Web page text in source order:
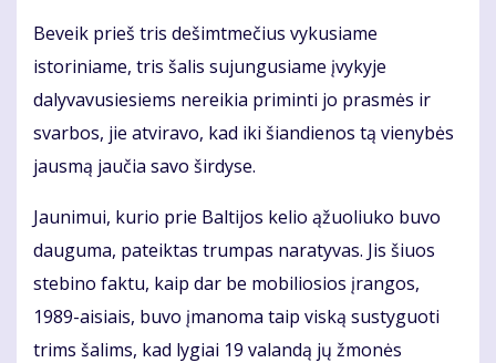
Beveik prieš tris dešimtmečius vykusiame
istoriniame, tris šalis sujungusiame įvykyje
dalyvavusiesiems nereikia priminti jo prasmės ir
svarbos, jie atviravo, kad iki šiandienos tą vienybės
jausmą jaučia savo širdyse.
Jaunimui, kurio prie Baltijos kelio ąžuoliuko buvo
dauguma, pateiktas trumpas naratyvas. Jis šiuos
stebino faktu, kaip dar be mobiliosios įrangos,
1989-aisiais, buvo įmanoma taip viską sustyguoti
trims šalims, kad lygiai 19 valandą jų žmonės